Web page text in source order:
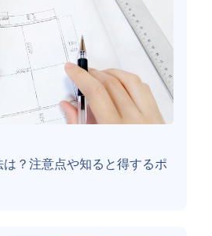
？注意点や知ると得するポ